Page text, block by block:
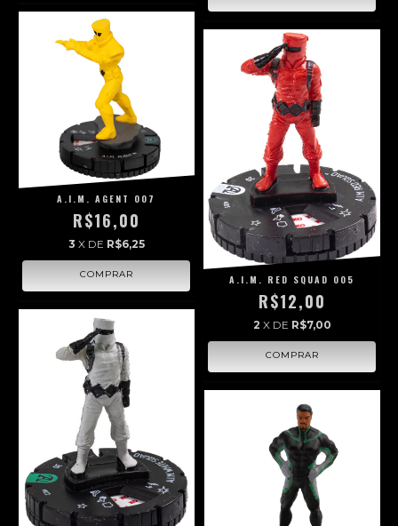
A.I.M. AGENT 007
R$16,00
3 X DE R$6,25
A.I.M. RED SQUAD 005
R$12,00
2 X DE R$7,00